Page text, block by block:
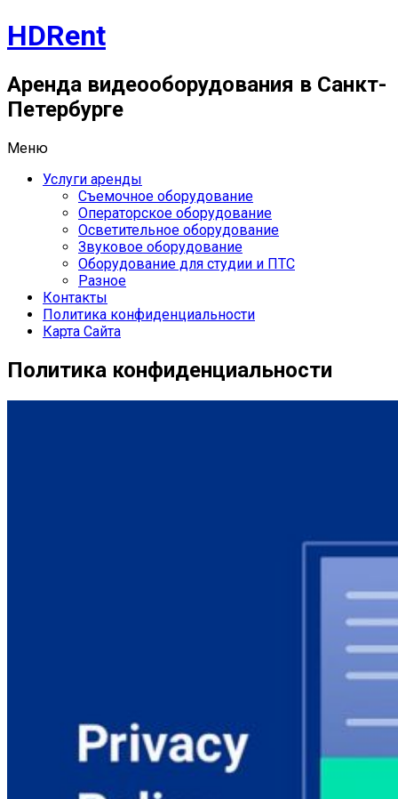
Перейти
кHDRent
Аренда видеооборудования в Санкт-
Петербурге
Меню
Услуги аренды
Съемочное оборудование
Операторское оборудование
Осветительное оборудование
Звуковое оборудование
Оборудование для студии и ПТС
Разное
Контакты
Политика конфиденциальности
Карта Сайта
Политика конфиденциальности